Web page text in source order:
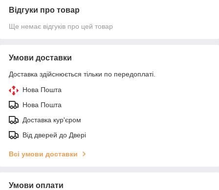
Відгуки про товар
Ще немає відгуків про цей товар
Умови доставки
Доставка здійснюється тільки по передоплаті.
Нова Пошта
Нова Пошта
Доставка кур'єром
Від дверей до Двері
Всі умови доставки
Умови оплати